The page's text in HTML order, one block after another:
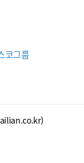
코그룹